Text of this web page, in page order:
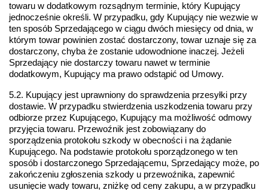
towaru w dodatkowym rozsądnym terminie, który Kupujący
jednocześnie określi. W przypadku, gdy Kupujący nie wezwie w
ten sposób Sprzedającego w ciągu dwóch miesięcy od dnia, w
którym towar powinien zostać dostarczony, towar uznaje się za
dostarczony, chyba że zostanie udowodnione inaczej. Jeżeli
Sprzedający nie dostarczy towaru nawet w terminie
dodatkowym, Kupujący ma prawo odstąpić od Umowy.
5.2. Kupujący jest uprawniony do sprawdzenia przesyłki przy
dostawie. W przypadku stwierdzenia uszkodzenia towaru przy
odbiorze przez Kupującego, Kupujący ma możliwość odmowy
przyjęcia towaru. Przewoźnik jest zobowiązany do
sporządzenia protokołu szkody w obecności i na żądanie
Kupującego. Na podstawie protokołu sporządzonego w ten
sposób i dostarczonego Sprzedającemu, Sprzedający może, po
zakończeniu zgłoszenia szkody u przewoźnika, zapewnić
usunięcie wady towaru, zniżkę od ceny zakupu, a w przypadku